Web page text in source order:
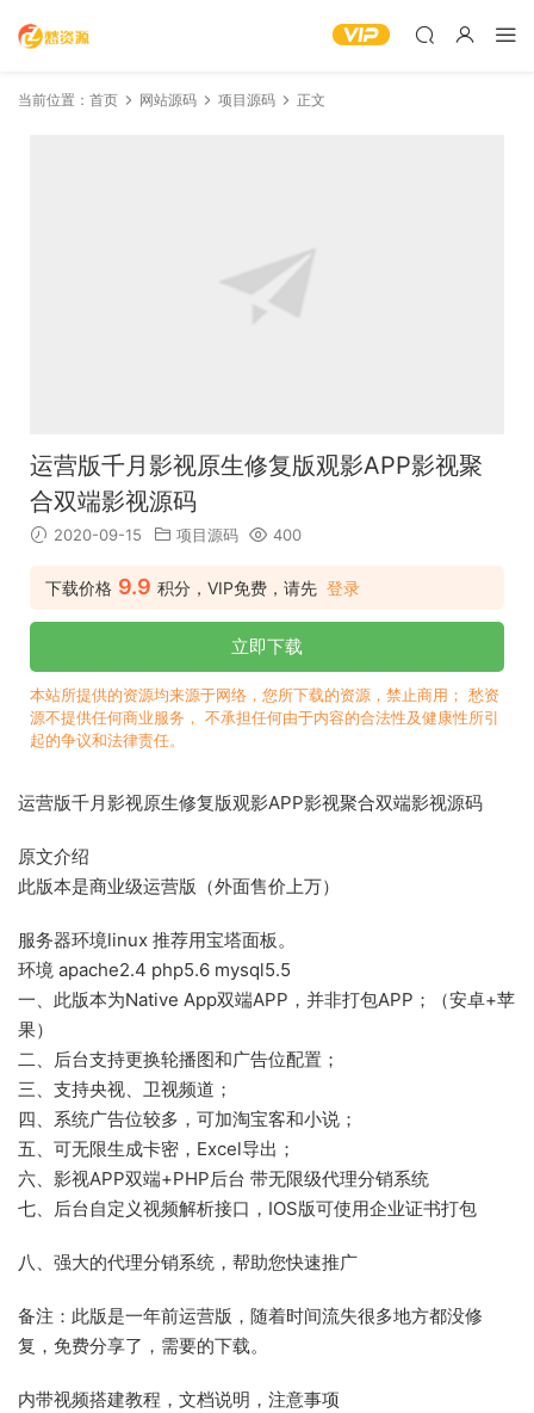
当前位置： 首页 网站源码 项目源码 正文
运营版千月影视原生修复版观影APP影视聚
合双端影视源码
2020-09-15 项目源码 400
下载价格 9.9 积分，VIP免费，请先 登录
立即下载
本站所提供的资源均来源于网络，您所下载的资源，禁止商用； 愁资
源不提供任何商业服务， 不承担任何由于内容的合法性及健康性所引
起的争议和法律责任。
运营版千月影视原生修复版观影APP影视聚合双端影视源码
原文介绍
此版本是商业级运营版（外面售价上万）
服务器环境linux 推荐用宝塔面板。
环境 apache2.4 php5.6 mysql5.5
一、此版本为Native App双端APP，并非打包APP；（安卓+苹
果）
二、后台支持更换轮播图和广告位配置；
三、支持央视、卫视频道；
四、系统广告位较多，可加淘宝客和小说；
五、可无限生成卡密，Excel导出；
六、影视APP双端+PHP后台 带无限级代理分销系统
七、后台自定义视频解析接口，IOS版可使用企业证书打包
八、强大的代理分销系统，帮助您快速推广
备注：此版是一年前运营版，随着时间流失很多地方都没修
复，免费分享了，需要的下载。
内带视频搭建教程，文档说明，注意事项